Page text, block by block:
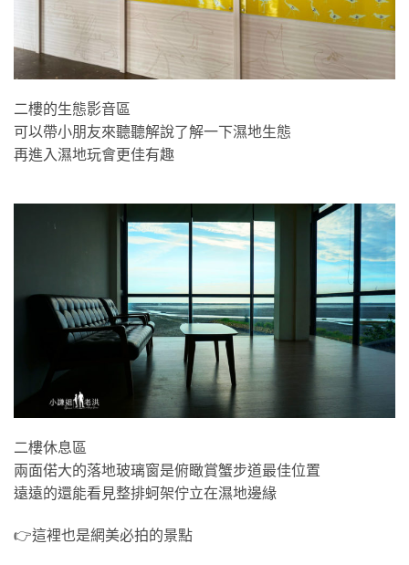
二樓的生態影音區
可以帶小朋友來聽聽解說了解一下濕地生態
再進入濕地玩會更佳有趣
二樓休息區
兩面偌大的落地玻璃窗是俯瞰賞蟹步道最佳位置
遠遠的還能看見整排蚵架佇立在濕地邊緣
👉這裡也是網美必拍的景點